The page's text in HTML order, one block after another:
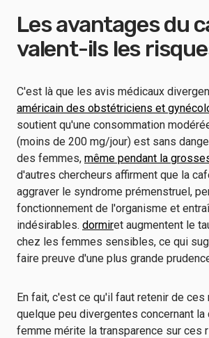
Les avantages du
valent-ils les
C'est là que les avis médicaux
américain des obstétriciens et
soutient qu'une consommation
(moins de 200 mg/jour) est sans
des femmes, même pendant la
d'autres chercheurs affirment que la
aggraver le syndrome prémenstruel,
fonctionnement de l'organisme et
indésirables. dormiret augmentent le
chez les femmes sensibles, ce qui
faire preuve d'une plus grande
En fait, c'est ce qu'il faut retenir de ces
quelque peu divergentes concernant la
femme mérite la transparence sur ces